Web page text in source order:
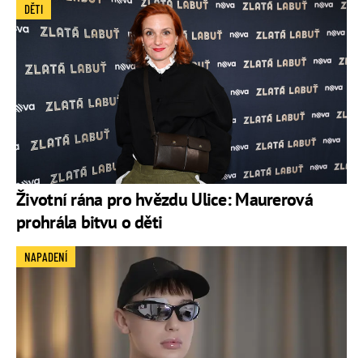
Životní rána pro hvězdu Ulice: Maurerová
prohrála bitvu o děti
DĚTI
NAPADENÍ